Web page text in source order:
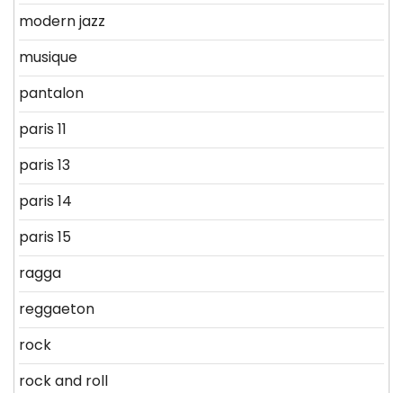
modern jazz
musique
pantalon
paris 11
paris 13
paris 14
paris 15
ragga
reggaeton
rock
rock and roll